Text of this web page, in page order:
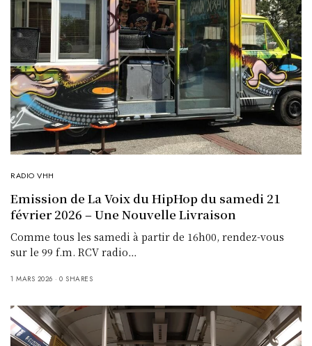
RADIO VHH
Emission de La Voix du HipHop du samedi 21
février 2026 – Une Nouvelle Livraison
Comme tous les samedi à partir de 16h00, rendez-vous
sur le 99 f.m. RCV radio…
1 MARS 2026 0 SHARES